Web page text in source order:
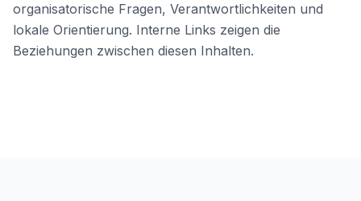
organisatorische Fragen, Verantwortlichkeiten und
lokale Orientierung. Interne Links zeigen die
Beziehungen zwischen diesen Inhalten.